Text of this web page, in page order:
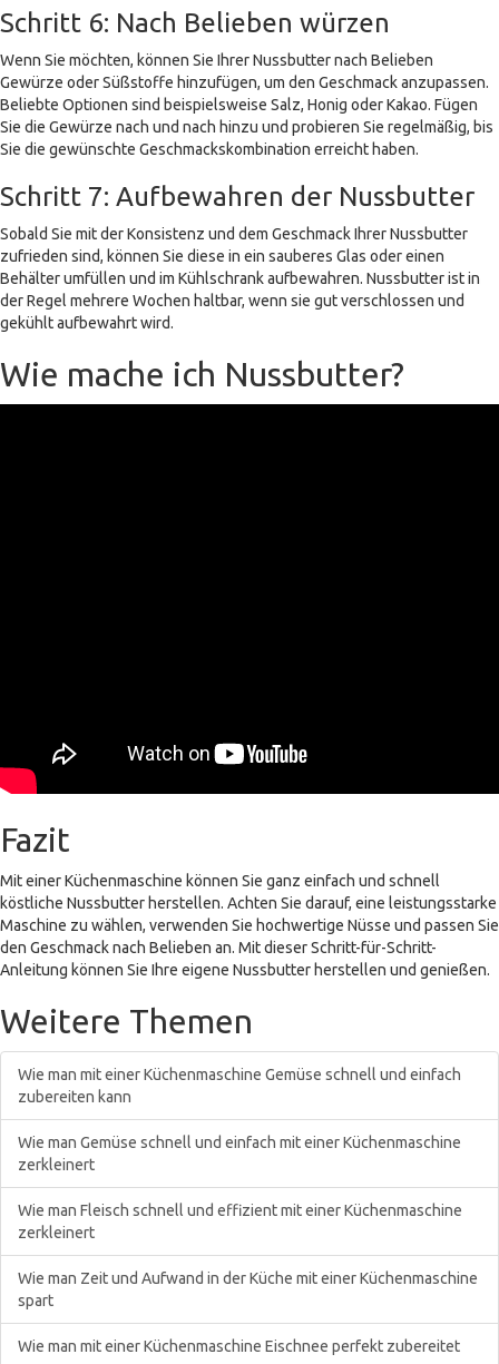
Schritt 6: Nach Belieben würzen
Wenn Sie möchten, können Sie Ihrer Nussbutter nach Belieben
Gewürze oder Süßstoffe hinzufügen, um den Geschmack anzupassen.
Beliebte Optionen sind beispielsweise Salz, Honig oder Kakao. Fügen
Sie die Gewürze nach und nach hinzu und probieren Sie regelmäßig, bis
Sie die gewünschte Geschmackskombination erreicht haben.
Schritt 7: Aufbewahren der Nussbutter
Sobald Sie mit der Konsistenz und dem Geschmack Ihrer Nussbutter
zufrieden sind, können Sie diese in ein sauberes Glas oder einen
Behälter umfüllen und im Kühlschrank aufbewahren. Nussbutter ist in
der Regel mehrere Wochen haltbar, wenn sie gut verschlossen und
gekühlt aufbewahrt wird.
Wie mache ich Nussbutter?
Fazit
Mit einer Küchenmaschine können Sie ganz einfach und schnell
köstliche Nussbutter herstellen. Achten Sie darauf, eine leistungsstarke
Maschine zu wählen, verwenden Sie hochwertige Nüsse und passen Sie
den Geschmack nach Belieben an. Mit dieser Schritt-für-Schritt-
Anleitung können Sie Ihre eigene Nussbutter herstellen und genießen.
Weitere Themen
Wie man mit einer Küchenmaschine Gemüse schnell und einfach
zubereiten kann
Wie man Gemüse schnell und einfach mit einer Küchenmaschine
zerkleinert
Wie man Fleisch schnell und effizient mit einer Küchenmaschine
zerkleinert
Wie man Zeit und Aufwand in der Küche mit einer Küchenmaschine
spart
Wie man mit einer Küchenmaschine Eischnee perfekt zubereitet